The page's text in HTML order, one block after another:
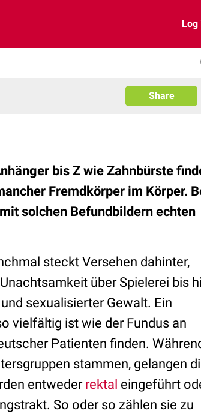
Log
Share
bis Z wie Zahnbürste
Fremdkörper im Körper.
solchen Befundbildern echten
steckt Versehen dahinter,
über Spielerei bis
sexualisierter Gewalt. Ein
vielfältig ist wie der Fundus an
Patienten finden.
stammen, gelangen
entweder rektal eingeführt
So oder so zählen sie zu